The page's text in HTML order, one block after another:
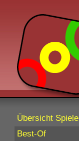
Übersicht Spiele
Best-Of